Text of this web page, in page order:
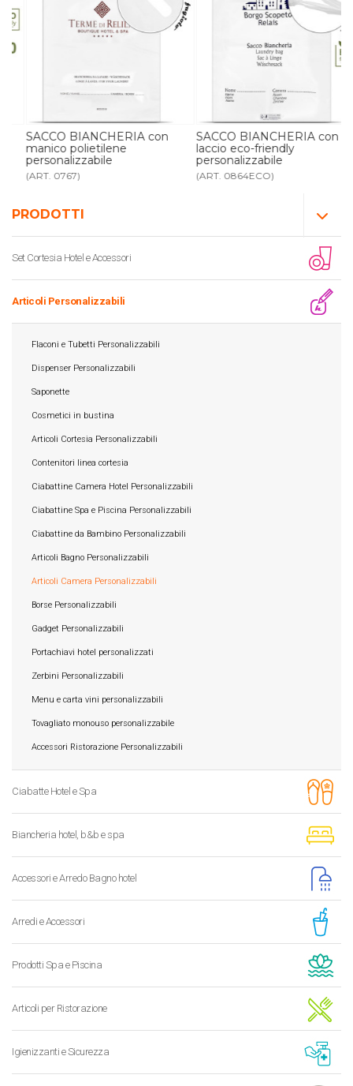
PRODOTTI
Set Cortesia Hotel e Accessori
Articoli Personalizzabili
Flaconi e Tubetti Personalizzabili
Dispenser Personalizzabili
Saponette
Cosmetici in bustina
Articoli Cortesia Personalizzabili
Contenitori linea cortesia
Ciabattine Camera Hotel Personalizzabili
Ciabattine Spa e Piscina Personalizzabili
Ciabattine da Bambino Personalizzabili
Articoli Bagno Personalizzabili
Articoli Camera Personalizzabili
Borse Personalizzabili
Gadget Personalizzabili
Portachiavi hotel personalizzati
Zerbini Personalizzabili
Menu e carta vini personalizzabili
Tovagliato monouso personalizzabile
Accessori Ristorazione Personalizzabili
Ciabatte Hotel e Spa
Biancheria hotel, b&b e spa
Accessori e Arredo Bagno hotel
Arredi e Accessori
Prodotti Spa e Piscina
Articoli per Ristorazione
Igienizzanti e Sicurezza
SACCO BIANCHERIA con
manico polietilene
personalizzabile
(ART. 0767)
SACCO BIANCHERIA con
laccio eco-friendly
personalizzabile
(ART. 0864ECO)